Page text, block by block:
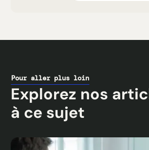
Pour aller plus loin
Explorez nos
à ce sujet